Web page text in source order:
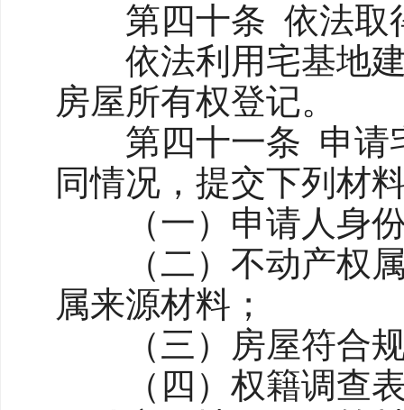
第四十条 依法取得
依法利用宅基地建
房屋所有权登记。
第四十一条 申请宅
同情况，提交下列材
（一）申请人身份
（二）不动产权属
属来源材料；
（三）房屋符合规
（四）权籍调查表